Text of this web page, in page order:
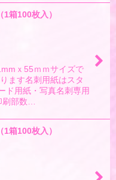
100枚入）
ｘ55ｍｍサイズで
ます名刺用紙はスタ
ド用紙・写真名刺専用
刷部数…
100枚入）